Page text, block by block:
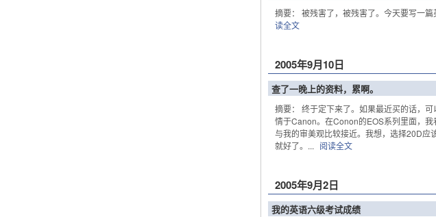
摘要： 被残害了，被残害了。今天要写一
读全文
2005年9月10日
查了一晚上的资料，累啊。
摘要： 终于定下来了。如果最近买的话，
情于Canon。在Conon的EOS系列里面，
与我的审美观比较接近。我想，选择20D
就好了。... 阅读全文
2005年9月2日
我的英语六级考试成绩